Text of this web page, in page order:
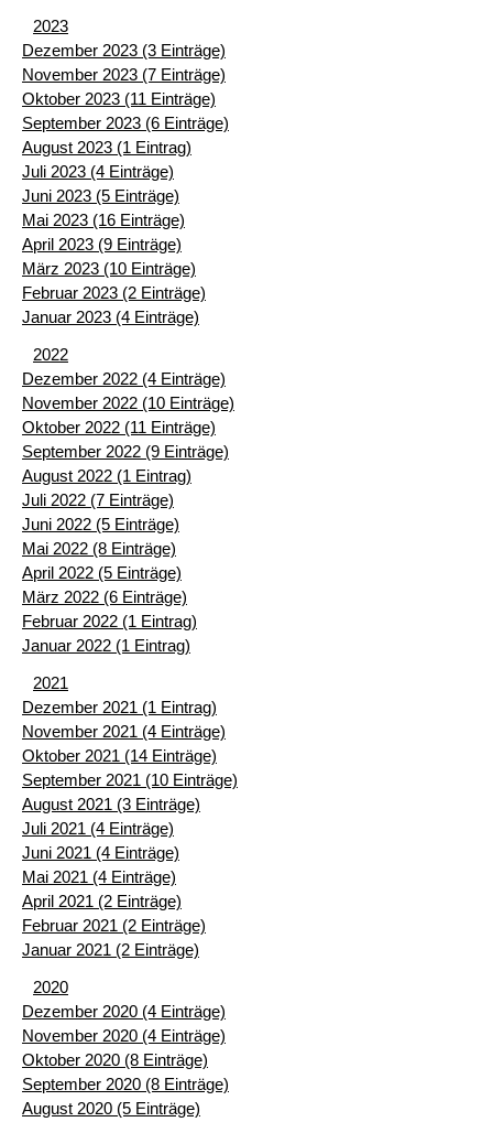
2023
Dezember 2023 (3 Einträge)
November 2023 (7 Einträge)
Oktober 2023 (11 Einträge)
September 2023 (6 Einträge)
August 2023 (1 Eintrag)
Juli 2023 (4 Einträge)
Juni 2023 (5 Einträge)
Mai 2023 (16 Einträge)
April 2023 (9 Einträge)
März 2023 (10 Einträge)
Februar 2023 (2 Einträge)
Januar 2023 (4 Einträge)
2022
Dezember 2022 (4 Einträge)
November 2022 (10 Einträge)
Oktober 2022 (11 Einträge)
September 2022 (9 Einträge)
August 2022 (1 Eintrag)
Juli 2022 (7 Einträge)
Juni 2022 (5 Einträge)
Mai 2022 (8 Einträge)
April 2022 (5 Einträge)
März 2022 (6 Einträge)
Februar 2022 (1 Eintrag)
Januar 2022 (1 Eintrag)
2021
Dezember 2021 (1 Eintrag)
November 2021 (4 Einträge)
Oktober 2021 (14 Einträge)
September 2021 (10 Einträge)
August 2021 (3 Einträge)
Juli 2021 (4 Einträge)
Juni 2021 (4 Einträge)
Mai 2021 (4 Einträge)
April 2021 (2 Einträge)
Februar 2021 (2 Einträge)
Januar 2021 (2 Einträge)
2020
Dezember 2020 (4 Einträge)
November 2020 (4 Einträge)
Oktober 2020 (8 Einträge)
September 2020 (8 Einträge)
August 2020 (5 Einträge)